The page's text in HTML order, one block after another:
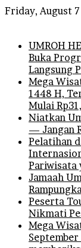
Friday, August
UMROH
Buka
Langsung
Mega
1448 H,
Mulai
Niatkan
— Jangan
Pelatihan
Pariwisata
Jamaah
Peserta
Nikmati
Mega